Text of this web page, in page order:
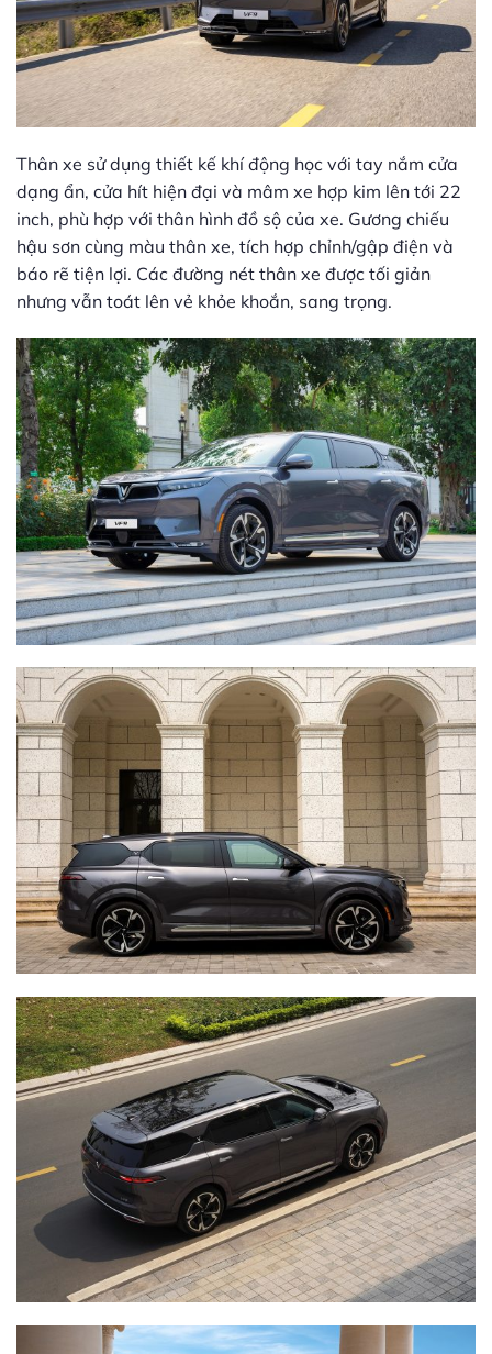
Thân xe sử dụng thiết kế khí động học với tay nắm cửa
dạng ẩn, cửa hít hiện đại và mâm xe hợp kim lên tới 22
inch, phù hợp với thân hình đồ sộ của xe. Gương chiếu
hậu sơn cùng màu thân xe, tích hợp chỉnh/gập điện và
báo rẽ tiện lợi. Các đường nét thân xe được tối giản
nhưng vẫn toát lên vẻ khỏe khoắn, sang trọng.